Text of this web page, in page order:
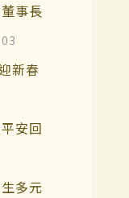
事長
新春
安回
多元